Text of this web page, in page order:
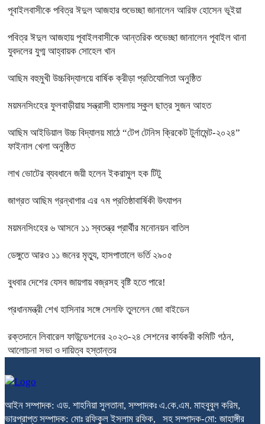
পূবাইলবাসীকে পবিত্র ঈদুল আজহার শুভেচ্ছা জানালেন আরিফ হোসেন ভূইয়া
পবিত্র ঈদুল আজহায় পূবাইলবাসীকে আন্তরিক শুভেচ্ছা জানালেন পূবাইল থানা
যুবদলের যুগ্ম আহ্বায়ক সোহেল খান
আছিম বহুমুখী উচ্চবিদ্যালয়ে বার্ষিক ক্রীড়া প্রতিযোগিতা অনুষ্ঠিত
ময়মনসিংহের ফুলবাড়ীয়ায় সন্ত্রাসী হামলায় স্কুল ছাত্র সুজন আহত
আছিম আইডিয়াল উচ্চ বিদ্যালয় মাঠে “টেপ টেনিস ক্রিকেট টুর্নামেন্ট-২০২৪”
ফাইনাল খেলা অনুষ্ঠিত
লাখ ভোটের ব্যবধানে জয়ী হলেন ইকরামুল হক টিটু
জাগ্রত আছিম গ্রন্থাগার এর ৭ম প্রতিষ্ঠাবার্ষিকী উৎযাপন
ময়মনসিংহের ৬ আসনে ১১ স্বতন্ত্র প্রার্থীর মনোনয়ন বাতিল
ডেঙ্গুতে আরও ১১ জনের মৃত্যু, হাসপাতালে ভর্তি ২৯০৫
বুধবার দেশের যেসব জায়গায় বজ্রসহ বৃষ্টি হতে পারে!
প্রধানমন্ত্রী শেখ হাসিনার সঙ্গে সেলফি তুললেন জো বাইডেন
রক্তদানে লিবারেল ফাউন্ডেশনের ২০২৩-২৪ সেশনের কার্যকরী কমিটি গঠন,
আলোচনা সভা ও দায়িত্ব হস্তান্তর
আইন সম্পাদক: এড. শাহনিয়া সুলতানা, সম্পাদকঃ এ.কে.এম. মাহবুবুল করিম,
ভারপ্রাপ্ত সম্পাদক: মোঃ রফিকুল ইসলাম রফিক, সহ সম্পাদক-মো: জাহাঙ্গীর